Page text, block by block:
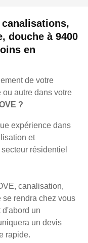
canalisations,
douche à 9400
en
de votre
autre dans votre
?
expérience dans
et
résidentiel
canalisation,
se rendra chez vous
d'abord un
un devis
rapide.